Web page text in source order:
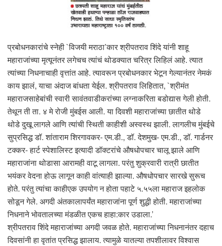
प्रबोधनकारांचे स्नेही `विजयी मराठा’कार श्रीपतराव शिंदे यांनी शाहू
महाराजांच्या मृत्यूनंतर लगेचच त्यांचं थोडक्यात चरित्र लिहिलं आहे. त्यात
त्यांच्या निधनाचाही वृत्तांत आहे. त्यावरून प्रबोधनकार भेटून गेल्यानंतर नेमकं
काय झालं, याचा अंदाज बांधता येईल. श्रीपतराव लिहितात, `श्रीमंत
महाराजसाहेबांची स्वारी सावंतवाडीकरांच्या लग्नाकरिता बडोद्यास गेली होती.
तेथून ती ता. ४ मे रोजी मुंबईस आली. या दिवशी महाराजांच्या छातीत थोडे
थोडे दुखू लागले आणि त्यांची स्थिती काहीशी अस्वस्थ झाली. लागलीच मुंबईचे
सुप्रसिद्ध डॉ. शांताराम शिरगावकर- एम.डी., डॉ. देशमुख- एम.डी., डॉ. गार्डनर
टक्कर- हार्ट स्पेशालिस्ट इत्यादी डॉक्टरांचे औषधोपचार चालू झाले आणि
महाराजांना थोडासा आरामही वाटू लागला. परंतु शुक्रवारी रात्री छातीत
भयंकर वेदना होऊ लागून काही वांत्याही झाल्या. औषधोपचार सारखे सुरूच
होते. परंतु त्यांचा काहीएक उपयोग न होता पहाटे ५.५५ला महाराज इहलोक
सोडून गेले. अगदी अंतकालापर्यंत महाराजांना पूर्ण शुद्धी होती. महाराजांच्या
निधनाने भोवतालच्या मंडळीत एकच हाहा:कार उडाला.’
श्रीपतराव शिंदे महाराजांच्या अगदी जवळ होते. महाराजांच्या निधनानंतर दहाच
दिवसांनी हा वृतांत प्रसिद्ध झालाय. त्यामुळे यातल्या तपशीलावर विश्वास